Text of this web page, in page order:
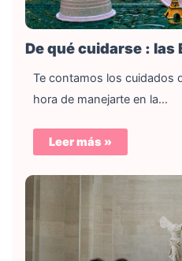
De qué cuidarse : las
Te contamos los cuidados
hora de manejarte en la…
Leer más »